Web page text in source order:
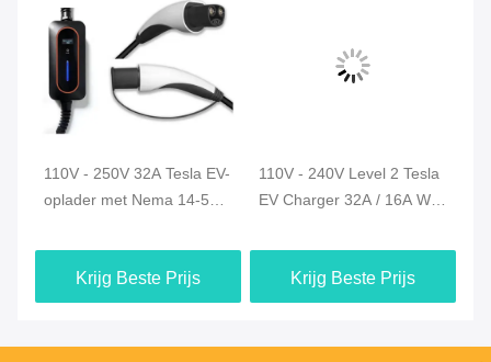
110V - 250V 32A Tesla EV-
oplader met Nema 14-50
voertuig EV-oplader
Krijg Beste Prijs
110V - 240V Level 2 Tesla
EV Charger 32A / 16A With
20/14-30/14-50/10-30 Plug
Krijg Beste Prijs